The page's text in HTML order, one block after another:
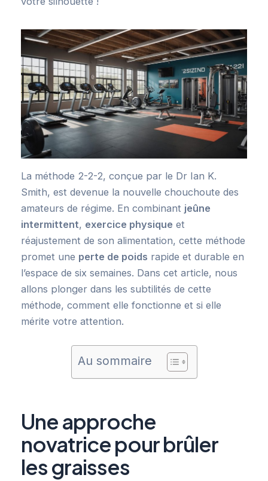
La méthode 2-2-2, conçue par le Dr Ian K.
Smith, est devenue la nouvelle chouchoute des
amateurs de régime. En combinant jeûne
intermittent, exercice physique et
réajustement de son alimentation, cette méthode
promet une perte de poids rapide et durable en
l’espace de six semaines. Dans cet article, nous
allons plonger dans les subtilités de cette
méthode, comment elle fonctionne et si elle
mérite votre attention.
Au sommaire
Une approche
novatrice pour brûler
les graisses